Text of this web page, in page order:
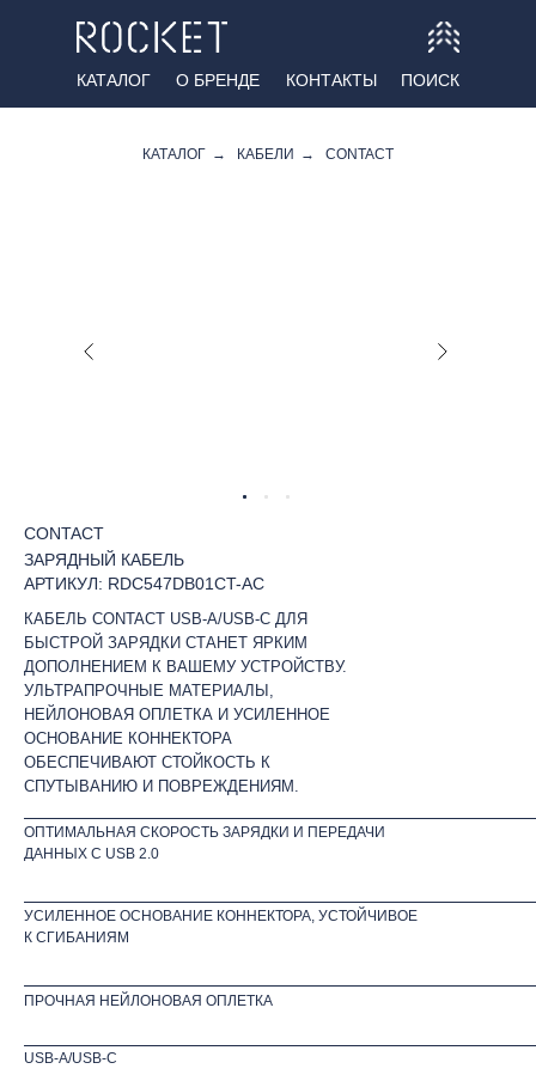
О БРЕНДЕ КОНТАКТЫ ПОИСК
КАТАЛОГ
КАТАЛОГ → КАБЕЛИ → CONTACT
CONTACT
ЗАРЯДНЫЙ КАБЕЛЬ
КАБЕЛЬ CONTACT USB-A/USB-C ДЛЯ
БЫСТРОЙ ЗАРЯДКИ СТАНЕТ ЯРКИМ
ДОПОЛНЕНИЕМ К ВАШЕМУ УСТРОЙСТВУ.
УЛЬТРАПРОЧНЫЕ МАТЕРИАЛЫ,
НЕЙЛОНОВАЯ ОПЛЕТКА И УСИЛЕННОЕ
ОСНОВАНИЕ КОННЕКТОРА
ОБЕСПЕЧИВАЮТ СТОЙКОСТЬ К
СПУТЫВАНИЮ И ПОВРЕЖДЕНИЯМ.
АРТИКУЛ: RDC547DB01CT-AC
УСИЛЕННОЕ ОСНОВАНИЕ КОННЕКТОРА, УСТОЙЧИВОЕ
К СГИБАНИЯМ
ПРОЧНАЯ НЕЙЛОНОВАЯ ОПЛЕТКА
ОПТИМАЛЬНАЯ СКОРОСТЬ ЗАРЯДКИ И ПЕРЕДАЧИ
ДАННЫХ C USB 2.0
USB-A/USB-C